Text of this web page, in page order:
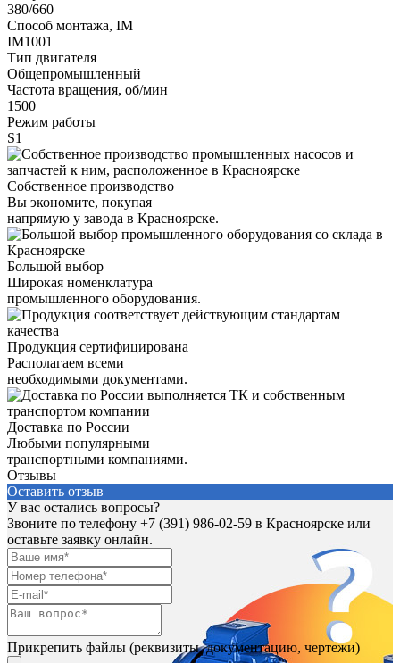
380/660
Способ монтажа, IM
IM1001
Тип двигателя
Общепромышленный
Частота вращения, об/мин
1500
Режим работы
S1
Собственное производство
Вы экономите, покупая
напрямую у завода в Красноярске.
Большой выбор
Широкая номенклатура
промышленного оборудования.
Продукция сертифицирована
Располагаем всеми
необходимыми документами.
Доставка по России
Любыми популярными
транспортными компаниями.
Отзывы
Оставить отзыв
У вас остались вопросы?
Звоните по телефону +7 (391) 986-02-59 в Красноярске или
оставьте заявку онлайн.
Прикрепить файлы (реквизиты, документацию, чертежи)